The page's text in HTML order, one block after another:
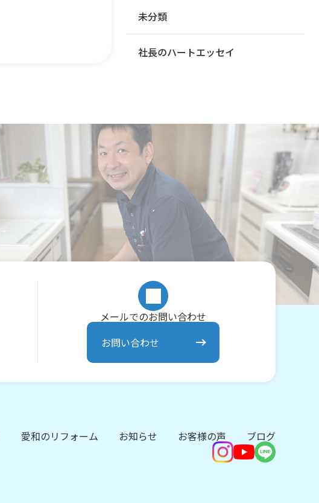
未分類
社長のハートエッセイ
メールでのお問い合わせ
お問い合わせ
愛和のリフォーム お知らせ お客様の声 ブログ